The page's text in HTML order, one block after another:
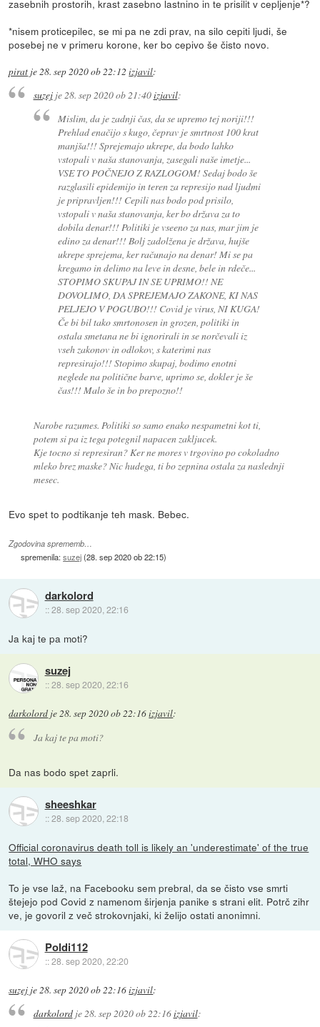
zasebnih prostorih, krast zasebno lastnino in te prisilit v cepljenje*?
*nisem proticepilec, se mi pa ne zdi prav, na silo cepiti ljudi, še
posebej ne v primeru korone, ker bo cepivo še čisto novo.
pirat je28. sep 2020 ob 22:12 izjavil:
suzejje28. sep 2020 ob 21:40izjavil:
Mislim, da je zadnji čas, da se upremo tej noriji!!!
Prehlad enačijo s kugo, čeprav je smrtnost 100 krat
manjša!!! Sprejemajo ukrepe, da bodo lahko
vstopali v naša stanovanja, zasegali naše imetje...
VSE TO POČNEJO Z RAZLOGOM! Sedaj bodo še
razglasili epidemijo in teren za represijo nad ljudmi
je pripravljen!!! Cepili nas bodo pod prisilo,
vstopali v naša stanovanja, ker bo država za to
dobila denar!!! Politiki je vseeno za nas, mar jim je
edino za denar!!! Bolj zadolžena je država, hujše
ukrepe sprejema, ker računajo na denar! Mi se pa
kregamo in delimo na leve in desne, bele in rdeče...
STOPIMO SKUPAJ IN SE UPRIMO!! NE
DOVOLIMO, DA SPREJEMAJO ZAKONE, KI NAS
PELJEJO V POGUBO!!! Covid je virus, NI KUGA!
Če bi bil tako smrtonosen in grozen, politiki in
ostala smetana ne bi ignorirali in se norčevali iz
vseh zakonov in odlokov, s katerimi nas
represirajo!!! Stopimo skupaj, bodimo enotni
neglede na politične barve, uprimo se, dokler je še
čas!!! Malo še in bo prepozno!!
Narobe razumes. Politiki so samo enako nespametni kot ti,
potem si pa iz tega potegnil napacen zakljucek.
Kje tocno si represiran? Ker ne mores v trgovino po cokoladno
mleko brez maske? Nic hudega, ti bo zepnina ostala za naslednji
mesec.
Evo spet to podtikanje teh mask. Bebec.
Zgodovina sprememb…
spremenila:suzej(28. sep 2020 ob 22:15)
darkolord
::28. sep 2020, 22:16
Ja kaj te pa moti?
suzej
::28. sep 2020, 22:16
darkolord je28. sep 2020 ob 22:16izjavil:
Ja kaj te pa moti?
Da nas bodo spet zaprli.
sheeshkar
::28. sep 2020, 22:18
Official coronavirus death toll is likely an 'underestimate' of the true
total, WHO says
To je vse laž, na Facebooku sem prebral, da se čisto vse smrti
štejejo pod Covid z namenom širjenja panike s strani elit. Potrč zihr
ve, je govoril z več strokovnjaki, ki želijo ostati anonimni.
Poldi112
::28. sep 2020, 22:20
suzej je 28. sep 2020 ob 22:16izjavil:
darkolordje28. sep 2020 ob 22:16izjavil: